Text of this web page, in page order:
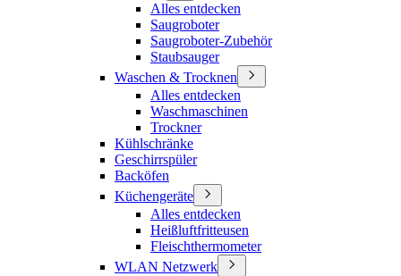
Alles entdecken
Saugroboter
Saugroboter-Zubehör
Staubsauger
Waschen & Trocknen
Alles entdecken
Waschmaschinen
Trockner
Kühlschränke
Geschirrspüler
Backöfen
Küchengeräte
Alles entdecken
Heißluftfritteusen
Fleischthermometer
WLAN Netzwerk